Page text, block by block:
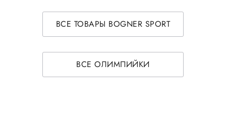
ВСЕ ТОВАРЫ BOGNER SPORT
ВСЕ ОЛИМПИЙКИ